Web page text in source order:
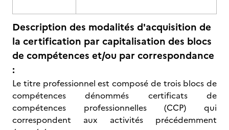
Description des modalités d'acquisition de
la certification par capitalisation des blocs
de compétences et/ou par correspondance
:
Le titre professionnel est composé de trois blocs de
compétences dénommés certificats de
compétences professionnelles (CCP) qui
correspondent aux activités précédemment